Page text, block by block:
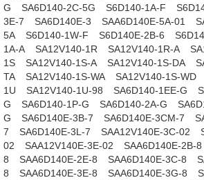
G
SA6D140-2C-5G S6D140-1A-F
3E-7
SA6D140E-3 SAA6D140E-5A-01
5A
S6D140-1W-F S6D140E-2B-6
1A-A
SA12V140-1R SA12V140-1R-A
1S
SA12V140-1S-A SA12V140-1S-DA
TA
SA12V140-1S-WA SA12V140-1S-WD
1U
SA12V140-1U-98 SA6D140-1EE-G
G
SA6D140-1P-G SA6D140-2A-G
G
SA6D140E-3B-7 SA6D140E-3CM-7
7
SA6D140E-3L-7 SAA12V140E-3C-02
02
SAA12V140E-3E-02 SAA6D140E-2B-8
8
SAA6D140E-2E-8 SAA6D140E-3C-8
8
SAA6D140E-3E-8 SAA6D140E-3G-8